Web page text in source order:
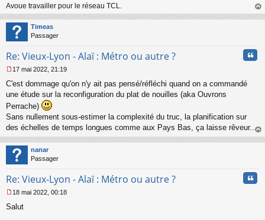
Avoue travailler pour le réseau TCL.
au
Timeas
Passager
Re: Vieux-Lyon - Alaï : Métro ou autre ?
e
s
a
g
e
n
o
n
l
17 mai 2022, 21:19
C'est dommage qu'on n'y ait pas pensé/réfléchi quand on a commandé
une étude sur la reconfiguration du plat de nouilles (aka Ouvrons
Perrache)
Sans nullement sous-estimer la complexité du truc, la planification sur
des échelles de temps longues comme aux Pays Bas, ça laisse rêveur...
au
nanar
Passager
Re: Vieux-Lyon - Alaï : Métro ou autre ?
e
18 mai 2022, 00:18
Salut